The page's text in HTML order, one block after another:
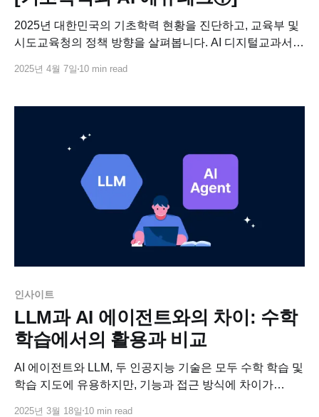
2025년 대한민국의 기초학력 현황을 진단하고, 교육부 및
시도교육청의 정책 방향을 살펴봅니다. AI 디지털교과서
소개합니다.
2025년 4월 7일 10 min read
인사이트
LLM과 AI 에이전트와의 차이: 수학
학습에서의 활용과 비교
AI 에이전트와 LLM, 두 인공지능 기술은 모두 수학 학습 및
학습 지도에 유용하지만, 기능과 접근 방식에 차이가
2025년 3월 18일 10 min read